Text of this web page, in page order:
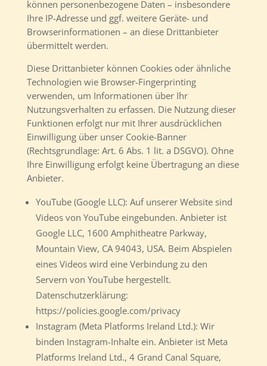
können personenbezogene Daten – insbesondere
Ihre IP-Adresse und ggf. weitere Geräte- und
Browserinformationen – an diese Drittanbieter
übermittelt werden.
Diese Drittanbieter können Cookies oder ähnliche
Technologien wie Browser-Fingerprinting
verwenden, um Informationen über Ihr
Nutzungsverhalten zu erfassen. Die Nutzung dieser
Funktionen erfolgt nur mit Ihrer ausdrücklichen
Einwilligung über unser Cookie-Banner
(Rechtsgrundlage: Art. 6 Abs. 1 lit. a DSGVO). Ohne
Ihre Einwilligung erfolgt keine Übertragung an diese
Anbieter.
YouTube (Google LLC): Auf unserer Website sind
Videos von YouTube eingebunden. Anbieter ist
Google LLC, 1600 Amphitheatre Parkway,
Mountain View, CA 94043, USA. Beim Abspielen
eines Videos wird eine Verbindung zu den
Servern von YouTube hergestellt.
Datenschutzerklärung:
https://policies.google.com/privacy
Instagram (Meta Platforms Ireland Ltd.): Wir
binden Instagram-Inhalte ein. Anbieter ist Meta
Platforms Ireland Ltd., 4 Grand Canal Square,